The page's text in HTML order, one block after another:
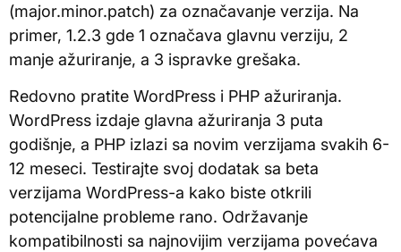
(major.minor.patch) za označavanje verzija. Na
primer, 1.2.3 gde 1 označava glavnu verziju, 2
manje ažuriranje, a 3 ispravke grešaka.
Redovno pratite WordPress i PHP ažuriranja.
WordPress izdaje glavna ažuriranja 3 puta
godišnje, a PHP izlazi sa novim verzijama svakih 6-
12 meseci. Testirajte svoj dodatak sa beta
verzijama WordPress-a kako biste otkrili
potencijalne probleme rano. Održavanje
kompatibilnosti sa najnovijim verzijama povećava